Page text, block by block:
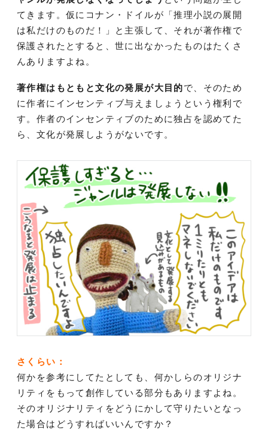
てきます。仮にコナン・ドイルが「推理小説の展開
は私だけのものだ！」と主張して、それが著作権で
保護されたとすると、世に出なかったものはたくさ
んありますよね。
著作権はもともと文化の発展が大目的で、そのため
に作者にインセンティブ与えましょうという権利で
す。作者のインセンティブのために独占を認めてた
ら、文化が発展しようがないです。
さくらい：
何かを参考にしてたとしても、何かしらのオリジナ
リティをもって創作している部分もありますよね。
そのオリジナリティをどうにかして守りたいとなっ
た場合はどうすればいいんですか？